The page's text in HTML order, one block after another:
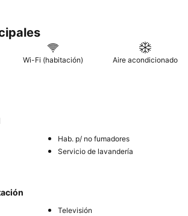
Wi-Fi (habitación) Aire acondicionado
Hab. p/ no fumadores
Servicio de lavandería
Televisión